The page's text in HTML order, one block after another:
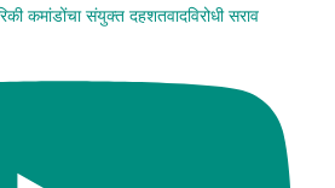
कमांडोंचा संयुक्त दहशतवादविरोधी सराव